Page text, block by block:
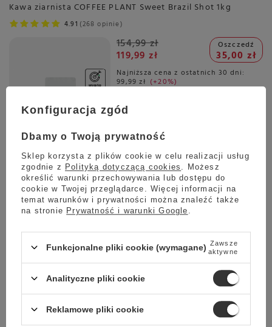
Kawa ziarnista COFFEE PLANT Sweet Brazil Shot 1kg
4.91 268 opinie
154,99 zł
119,99 zł
Oszczedź
35,00 zł
Najniższa cena z ostatnich 30 dni:
99,99 zł +20%
Wysyłka
Towar dostępny w magazynie
Darmowa dostawa
Sprawdź cennik
Okazja
Kawa ziarnista COFFEE PLANT Sweet Brazil Shot 250g
46,99 zł Oszczedź
12,00 zł
Najniższa cena z ostatnich 30 dni:
Konfiguracja zgód
Dbamy o Twoją prywatność
Sklep korzysta z plików cookie w celu realizacji usług
zgodnie z Polityką dotyczącą cookies
. Możesz
określić warunki przechowywania lub dostępu do
cookie w Twojej przeglądarce. Więcej informacji na
temat warunków i prywatności można znaleźć także
na stronie Prywatność i warunki Google
Funkcjonalne pliki cookie (wymagane) Zawsze
aktywne
Analityczne pliki cookie
Reklamowe pliki cookie